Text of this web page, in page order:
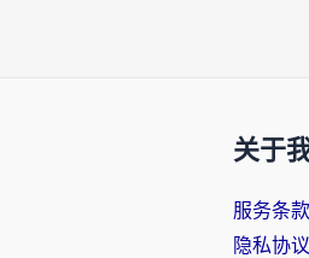
关于
服务条款
隐私协议